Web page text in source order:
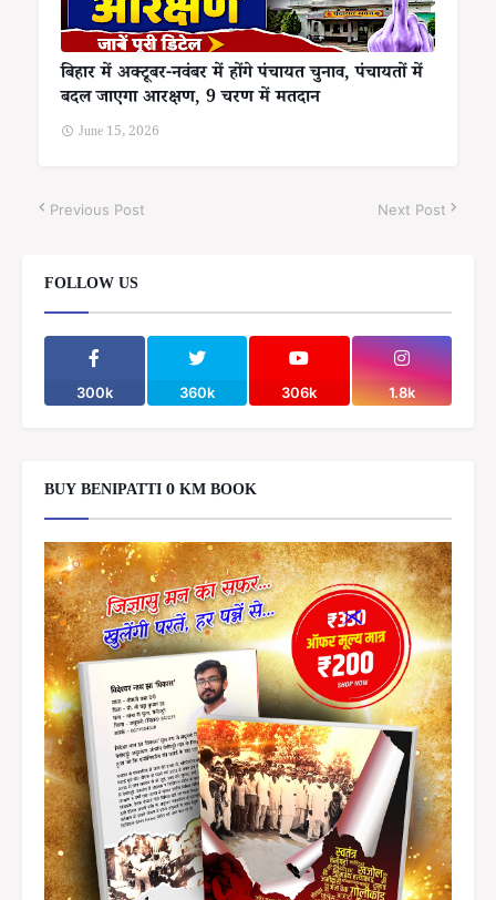
बिहार में अक्टूबर-नवंबर में होंगे पंचायत चुनाव, पंचायतों में
बदल जाएगा आरक्षण, 9 चरण में मतदान
June 15, 2026
Previous Post Next Post
FOLLOW US
300k 360k 306k 1.8k
BUY BENIPATTI 0 KM BOOK